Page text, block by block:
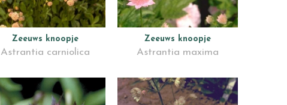
Zeeuws knoopje
Astrantia carniolica
Zeeuws knoopje
Astrantia maxima